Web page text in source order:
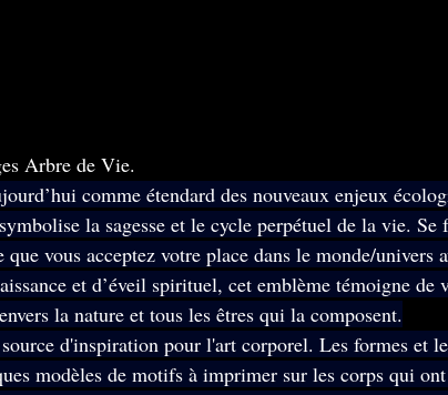
Arbre de Vie.
comme étendard des nouveaux enjeux
la sagesse et le cycle perpétuel de la vie. Se
vous acceptez votre place dans le monde/univers
et d’éveil spirituel, cet emblème témoigne de
la nature et tous les êtres qui la composent.
d'inspiration pour l'art corporel. Les formes et
modèles de motifs à imprimer sur les corps qui